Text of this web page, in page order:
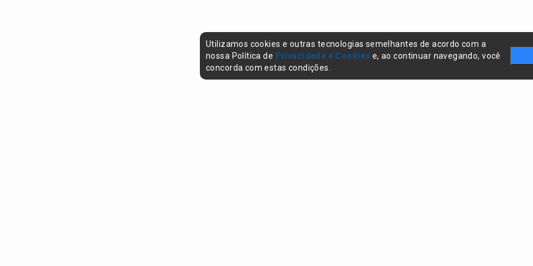
Utilizamos cookies e outras tecnologias semelhantes de acordo com a
nossa Política de Privacidade e Cookies e, ao continuar navegando, você
concorda com estas condições.